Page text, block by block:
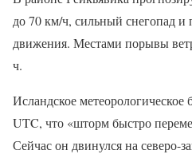
до 70 км/ч, сильный снегопад и
движения. Местами порывы
ч.
Исландское
UTC, что «шторм быстро
Сейчас он двинулся на северо-